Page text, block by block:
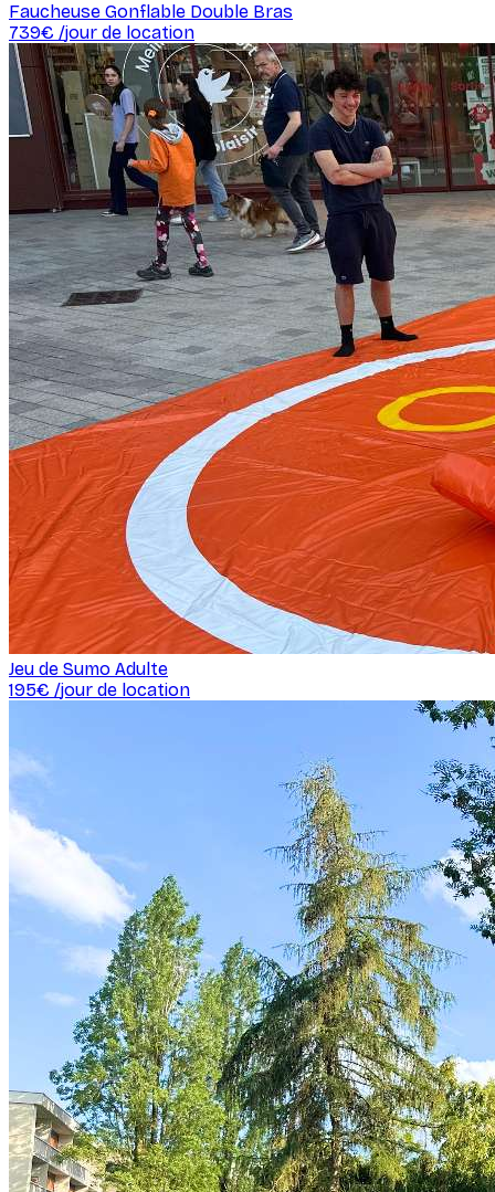
Faucheuse Gonflable Double Bras
739€ /jour de location
Jeu de Sumo Adulte
195€ /jour de location